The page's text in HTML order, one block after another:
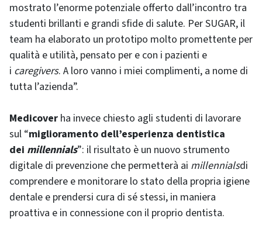
mostrato l’enorme potenziale offerto dall’incontro tra
studenti brillanti e grandi sfide di salute. Per SUGAR, il
team ha elaborato un prototipo molto promettente per
qualità e utilità, pensato per e con i pazienti e
i caregivers. A loro vanno i miei complimenti, a nome di
tutta l’azienda”.
Medicover ha invece chiesto agli studenti di lavorare
sul “miglioramento dell’esperienza dentistica
dei millennials”: il risultato è un nuovo strumento
digitale di prevenzione che permetterà ai millennialsdi
comprendere e monitorare lo stato della propria igiene
dentale e prendersi cura di sé stessi, in maniera
proattiva e in connessione con il proprio dentista.